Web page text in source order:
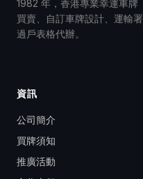
1982 年，香港專業幸運車牌
買賣、自訂車牌設計、運輸署
過戶表格代辦。
資訊
公司簡介
買牌須知
推廣活動